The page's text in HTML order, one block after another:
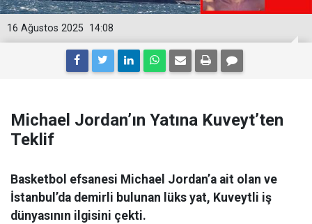
14:08
16 Ağustos 2025
Michael Jordan’ın Yatına Kuveyt’ten
Teklif
Basketbol efsanesi Michael Jordan’a ait olan ve
İstanbul’da demirli bulunan lüks yat, Kuveytli iş
dünyasının ilgisini çekti.